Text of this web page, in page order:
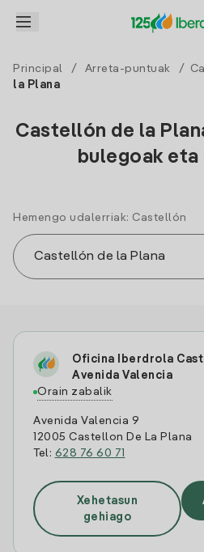
Principal / Arreta-puntuak /
la Plana
Castellón de la
bulegoak eta
Hemengo udalerriak: Castellón
Oficina Iberdrola
Avenida Valencia
Orain zabalik
Avenida Valencia 9
12005 Castellon De La Plana
Tel: 628 76 60 71
Xehetasun
gehiago